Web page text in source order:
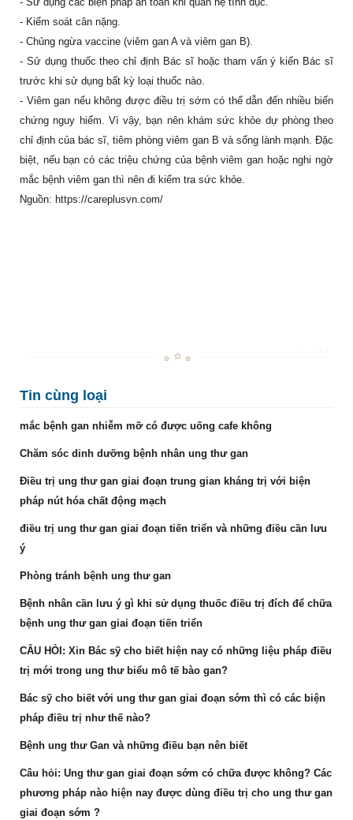
- Kiểm soát cân nặng.
- Chủng ngừa vaccine (viêm gan A và viêm gan B).
- Sử dụng thuốc theo chỉ định Bác sĩ hoặc tham vấn ý kiến Bác sĩ
trước khi sử dụng bất kỳ loại thuốc nào.
- Viêm gan nếu không được điều trị sớm có thể dẫn đến nhiều biến
chứng nguy hiểm. Vì vậy, bạn nên khám sức khỏe dự phòng theo
chỉ định của bác sĩ, tiêm phòng viêm gan B và sống lành mạnh. Đặc
biệt, nếu bạn có các triệu chứng của bệnh viêm gan hoặc nghi ngờ
mắc bệnh viêm gan thì nên đi kiểm tra sức khỏe.
Nguồn: https://careplusvn.com/
Tin cùng loại
mắc bệnh gan nhiễm mỡ có được uống cafe không
Chăm sóc dinh dưỡng bệnh nhân ung thư gan
Điều trị ung thư gan giai đoạn trung gian kháng trị với biện
pháp nút hóa chất động mạch
điều trị ung thư gan giai đoạn tiến triển và những điều cần lưu
ý
Phòng tránh bệnh ung thư gan
Bệnh nhân cần lưu ý gì khi sử dụng thuốc điều trị đích để chữa
bệnh ung thư gan giai đoạn tiến triển
CÂU HỎI: Xin Bác sỹ cho biết hiện nay có những liệu pháp điều
trị mới trong ung thư biểu mô tế bào gan?
Bác sỹ cho biết với ung thư gan giai đoạn sớm thì có các biện
pháp điều trị như thế nào?
Bệnh ung thư Gan và những điều bạn nên biết
Câu hỏi: Ung thư gan giai đoạn sớm có chữa được không? Các
phương pháp nào hiện nay được dùng điều trị cho ung thư gan
giai đoạn sớm ?